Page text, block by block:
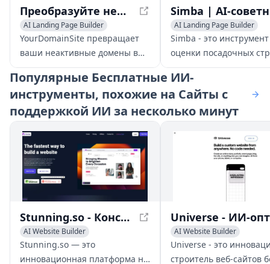
Преобразуйте неиспользуемые домены в эффективные посадочные страницы - YourDomainSite
AI Landing Page Builder
YourDomainSite превращает
ваши неактивные домены в
мощные посадочные
страницы. Просто добавьте
наш IP к вашему DNS, и наш
ИИ генерирует
индивидуальную страницу на
основе вашего описания. Нет
регистрации, нет хлопот –
просто мгновенный результат
для ваших неиспользуемых
доменов.
AI Landing Page Builder
Simba - это инструмент
оценки посадочных
на основе ИИ, который
предоставляет
обратную связь для
улучшения
конверсии вашей
страницы, специально
разработанный для
сервисных бизнесов.
Популярные Бесплатные ИИ-
инструменты, похожие на Сайты с
поддержкой ИИ за несколько минут
Stunning.so - Конструктор сайтов на базе ИИ для создания индивидуальных сайтов
AI Website Builder
AI Landing Page Builder
Stunning.so — это
инновационная платформа на
AI Website Builder
No-Code & Low-Code
AI Landing Page Builder
Universe - это
строитель веб-сайтов